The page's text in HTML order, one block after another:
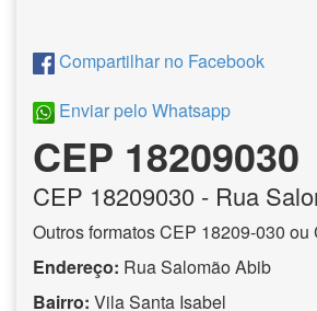
Compartilhar no Facebook
Enviar pelo Whatsapp
CEP 18209030
CEP 18209030 - Rua
Outros formatos CEP 18209-030 ou
Endereço: Rua Salomão Abib
Bairro: Vila Santa Isabel